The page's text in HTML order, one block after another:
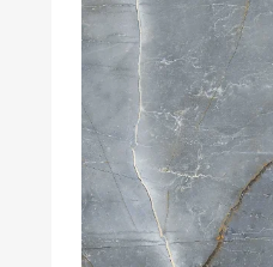
КАДИ И КАБИНИ
САНИТАРИЈА
ТУШЕВИ
ГАЛАНТЕРИЈА ЗА БАЊА